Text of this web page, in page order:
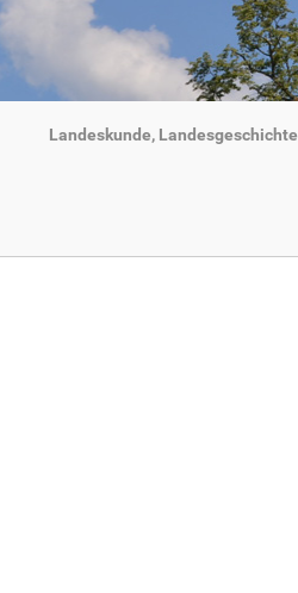
Landeskunde, Landesgeschichte